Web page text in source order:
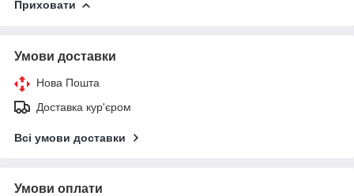
Приховати
Умови доставки
Нова Пошта
Доставка кур'єром
Всі умови доставки
Умови оплати